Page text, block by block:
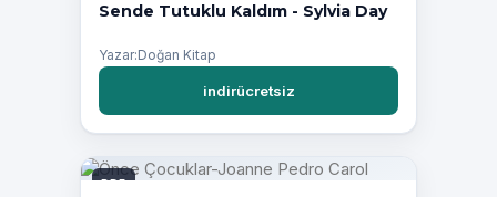
Sende Tutuklu Kaldım - Sylvia Day
Yazar:Doğan Kitap
indirücretsiz
PDF